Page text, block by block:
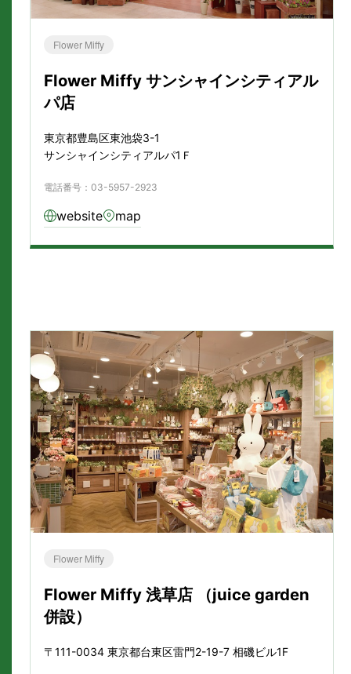
Flower Miffy
Flower Miffy サンシャインシティアル
パ店
東京都豊島区東池袋3-1
サンシャインシティアルパ1Ｆ
電話番号：03-5957-2923
website map
Flower Miffy
Flower Miffy 浅草店 （juice garden
併設）
〒111-0034 東京都台東区雷門2-19-7 相磯ビル1F